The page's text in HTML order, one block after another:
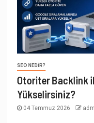
SEO NEDIR?
Otoriter Backlink
Yükselirsiniz?
04 Temmuz 2026